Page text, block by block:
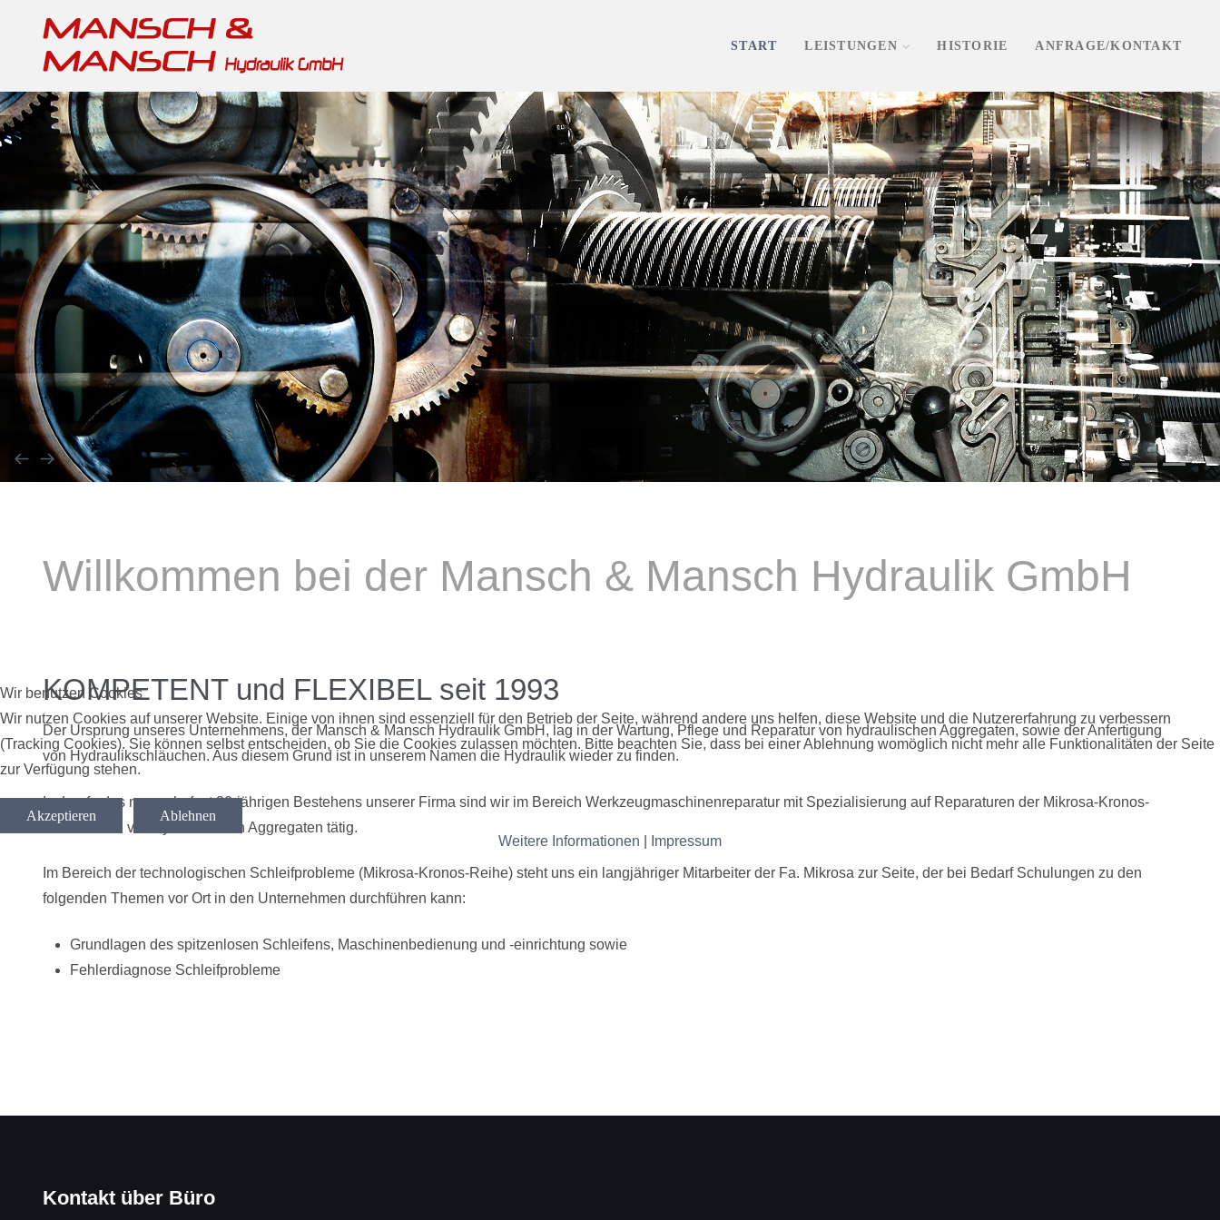
START LEISTUNGEN HISTORIE ANFRAGE/KONTAKT
Willkommen bei der Mansch & Mansch Hydraulik GmbH
KOMPETENT und FLEXIBEL seit 1993
Der Ursprung unseres Unternehmens, der Mansch & Mansch Hydraulik GmbH, lag in der Wartung, Pflege und Reparatur von hydraulischen Aggregaten, sowie der Anfertigung
von Hydraulikschläuchen. Aus diesem Grund ist in unserem Namen die Hydraulik wieder zu finden.
Im Laufe des nunmehr fast 30-jährigen Bestehens unserer Firma sind wir im Bereich Werkzeugmaschinenreparatur mit Spezialisierung auf Reparaturen der Mikrosa-Kronos-
Reihe sowie von hydraulischen Aggregaten tätig.
Im Bereich der technologischen Schleifprobleme (Mikrosa-Kronos-Reihe) steht uns ein langjähriger Mitarbeiter der Fa. Mikrosa zur Seite, der bei Bedarf Schulungen zu den
folgenden Themen vor Ort in den Unternehmen durchführen kann:
Grundlagen des spitzenlosen Schleifens, Maschinenbedienung und -einrichtung sowie
Fehlerdiagnose Schleifprobleme
Kontakt über Büro
Wir benutzen Cookies
Wir nutzen Cookies auf unserer Website. Einige von ihnen sind essenziell für den Betrieb der Seite, während andere uns helfen, diese Website und die Nutzererfahrung zu verbessern
(Tracking Cookies). Sie können selbst entscheiden, ob Sie die Cookies zulassen möchten. Bitte beachten Sie, dass bei einer Ablehnung womöglich nicht mehr alle Funktionalitäten der Seite
zur Verfügung stehen.
Akzeptieren
Ablehnen
Weitere Informationen
Impressum
Reparatur, Service & Ersatzteile
Mikrosa-Kronos-Reihe
Fahrerlose Transportsysteme